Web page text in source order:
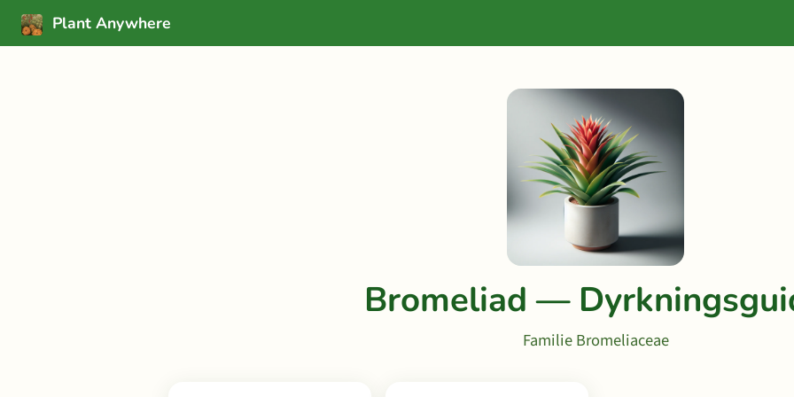
Plant Anywhere
Bromeliad —
Familie Bromeliaceae